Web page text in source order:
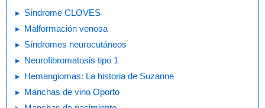
Síndrome CLOVES
Malformación venosa
Síndromes neurocutáneos
Neurofibromatosis tipo 1
Hemangiomas: La historia de Suzanne
Manchas de vino Oporto